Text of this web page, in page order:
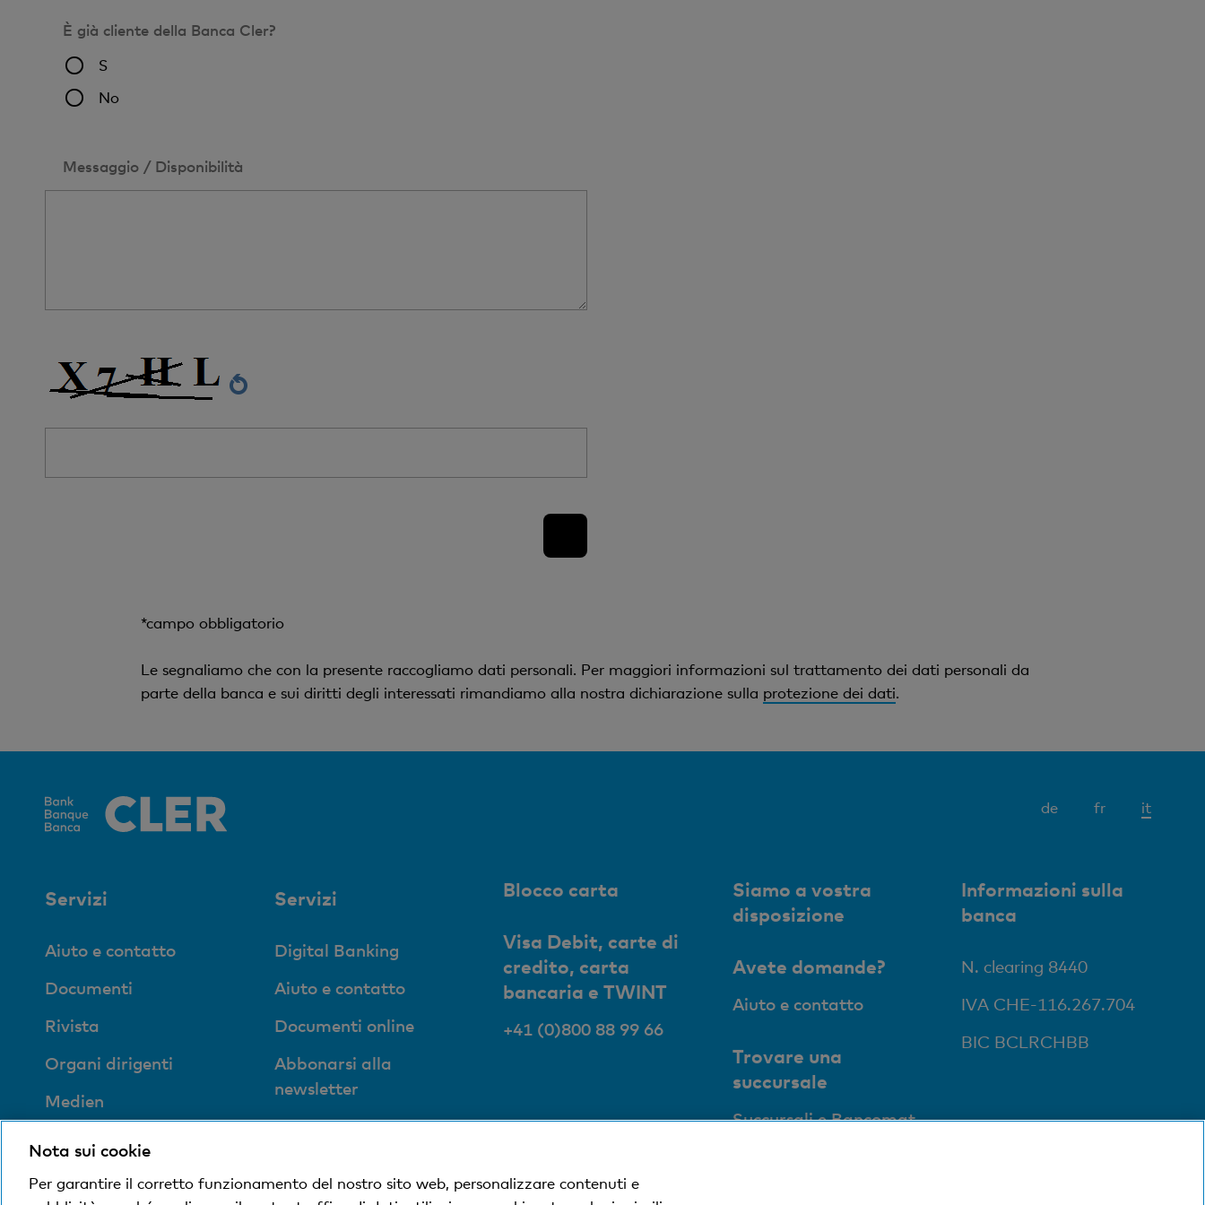
È già cliente della Banca Cler?
S
No
Messaggio / Disponibilità
*campo obbligatorio
Le segnaliamo che con la presente raccogliamo dati personali. Per maggiori informazioni sul trattamento dei dati personali da
parte della banca e sui diritti degli interessati rimandiamo alla nostra dichiarazione sulla protezione dei dati.
de fr it
Servizi
Aiuto e contatto
Documenti
Rivista
Organi dirigenti
Medien
ecologica
Servizi
Digital Banking
Aiuto e contatto
Documenti online
Abbonarsi alla
newsletter
Ubicazioni
Blocco carta
Visa Debit, carte di
credito, carta
bancaria e TWINT
+41 (0)800 88 99 66
Siamo a vostra
disposizione
Avete domande?
Aiuto e contatto
Trovare una
succursale
Succursali e Bancomat
Informazioni sulla
banca
N. clearing 8440
IVA CHE-116.267.704
BIC BCLRCHBB
Nota sui cookie
Per garantire il corretto funzionamento del nostro sito web, personalizzare contenuti e